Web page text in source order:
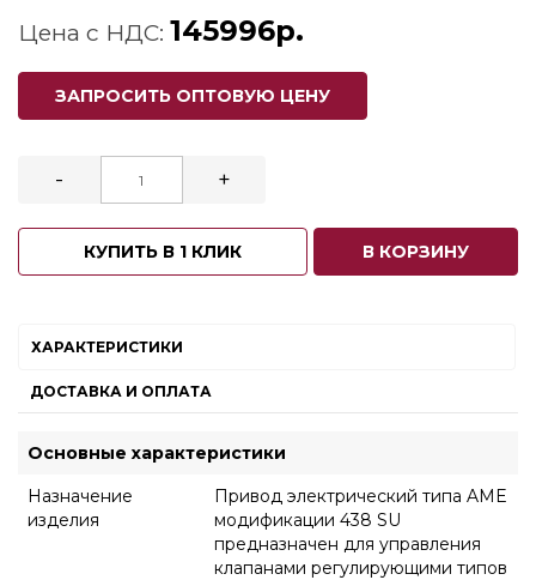
Цена с НДС: 145996р.
ЗАПРОСИТЬ ОПТОВУЮ ЦЕНУ
- +
КУПИТЬ В 1 КЛИК В КОРЗИНУ
ХАРАКТЕРИСТИКИ
ДОСТАВКА И ОПЛАТА
Основные характеристики
Назначение
изделия
Привод электрический типа AME
модификации 438 SU
предназначен для управления
клапанами регулирующими типов